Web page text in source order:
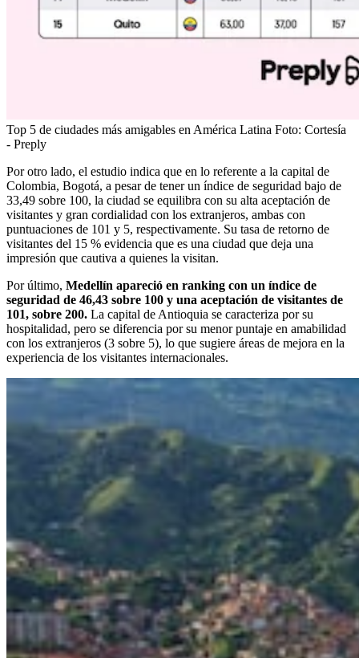
Top 5 de ciudades más amigables en América Latina Foto: Cortesía
- Preply
Por otro lado, el estudio indica que en lo referente a la capital de
Colombia, Bogotá, a pesar de tener un índice de seguridad bajo de
33,49 sobre 100, la ciudad se equilibra con su alta aceptación de
visitantes y gran cordialidad con los extranjeros, ambas con
puntuaciones de 101 y 5, respectivamente. Su tasa de retorno de
visitantes del 15 % evidencia que es una ciudad que deja una
impresión que cautiva a quienes la visitan.
Por último, Medellín apareció en ranking con un índice de
seguridad de 46,43 sobre 100 y una aceptación de visitantes de
101, sobre 200. La capital de Antioquia se caracteriza por su
hospitalidad, pero se diferencia por su menor puntaje en amabilidad
con los extranjeros (3 sobre 5), lo que sugiere áreas de mejora en la
experiencia de los visitantes internacionales.